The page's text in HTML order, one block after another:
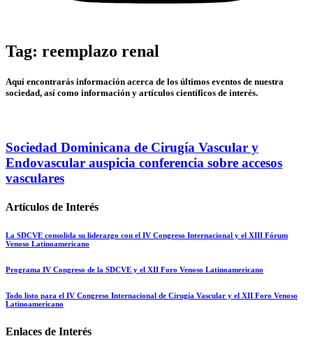
Tag: reemplazo renal
Aquí encontrarás información acerca de los últimos eventos de nuestra
sociedad, así como información y artículos científicos de interés.
Sociedad Dominicana de Cirugía Vascular y
Endovascular auspicia conferencia sobre accesos
vasculares
Artículos de Interés
La SDCVE consolida su liderazgo con el IV Congreso Internacional y el XIII Fórum
Venoso Latinoamericano
Programa IV Congreso de la SDCVE y el XII Foro Venoso Latinoamericano
Todo listo para el IV Congreso Internacional de Cirugía Vascular y el XII Foro Venoso
Latinoamericano
Enlaces de Interés